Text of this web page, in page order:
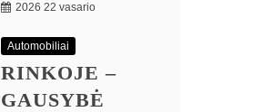
2026 22 vasario
Automobiliai
RINKOJE –
GAUSYBĖ